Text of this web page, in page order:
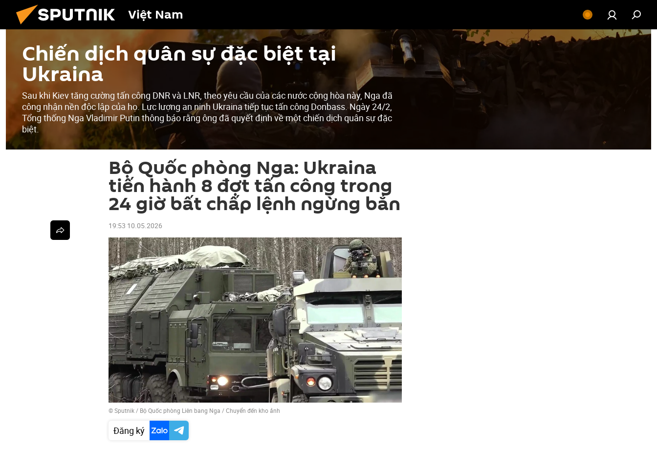
Việt Nam
Chiến dịch quân sự đặc biệt tại
Ukraina
Sau khi Kiev tăng cường tấn công DNR và LNR, theo yêu cầu của các nước cộng hòa này, Nga đã
công nhận nền độc lập của họ. Lực lượng an ninh Ukraina tiếp tục tấn công Donbass. Ngày 24/2,
Tổng thống Nga Vladimir Putin thông báo rằng ông đã quyết định về một chiến dịch quân sự đặc
biệt.
Bộ Quốc phòng Nga: Ukraina
tiến hành 8 đợt tấn công trong
24 giờ bất chấp lệnh ngừng bắn
19:53 10.05.2026
© Sputnik / Bộ Quốc phòng Liên bang Nga /Chuyển đến kho ảnh
Đăng ký